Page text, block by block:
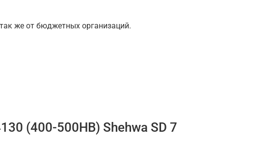
же от бюджетных организаций.
(400-500HB) Shehwa SD 7